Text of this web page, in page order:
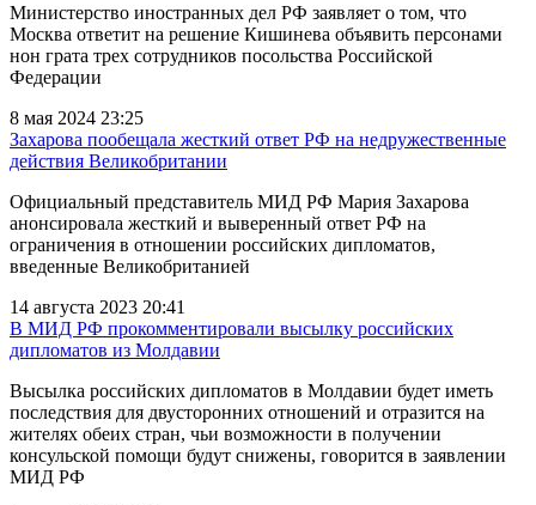
Министерство иностранных дел РФ заявляет о том, что
Москва ответит на решение Кишинева объявить персонами
нон грата трех сотрудников посольства Российской
Федерации
8 мая 2024 23:25
Захарова пообещала жесткий ответ РФ на недружественные
действия Великобритании
Официальный представитель МИД РФ Мария Захарова
анонсировала жесткий и выверенный ответ РФ на
ограничения в отношении российских дипломатов,
введенные Великобританией
14 августа 2023 20:41
В МИД РФ прокомментировали высылку российских
дипломатов из Молдавии
Высылка российских дипломатов в Молдавии будет иметь
последствия для двусторонних отношений и отразится на
жителях обеих стран, чьи возможности в получении
консульской помощи будут снижены, говорится в заявлении
МИД РФ